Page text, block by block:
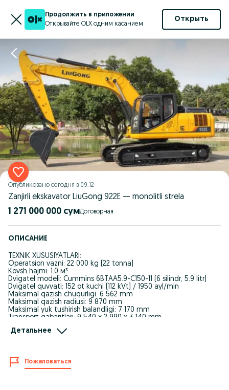
Продолжить в приложении
Открывайте OLX одним касанием
Открыть
Опубликовано сегодня в 09:12
Zanjirli ekskavator LiuGong 922E — monolitli strela
1 271 000 000 сум Договорная
ОПИСАНИЕ
TEXNIK XUSUSIYATLARI:
Operatsion vazni: 22 000 kg (22 tonna)
Kovsh hajmi: 1.0 м³
Dvigatel modeli: Cummins 6BTAA5.9-C150-11 (6 silindr, 5.9 litr)
Dvigatel quvvati: 152 ot kuchi (112 kVt) / 1950 ayl/min
Maksimal qazish chuqurligi: 6 562 mm
Maksimal qazish radiusi: 9 870 mm
Maksimal yuk tushirish balandligi: 7 170 mm
Transport gabaritlari: 9 540 х 2 990 х 3 140 mm
Qulay shartlar (lizing, bank krediti).
Manzil: Toshkent sh., Bektemir tumani, Olmos ko'chasi, 74-uy.
Детальнее
Пожаловаться